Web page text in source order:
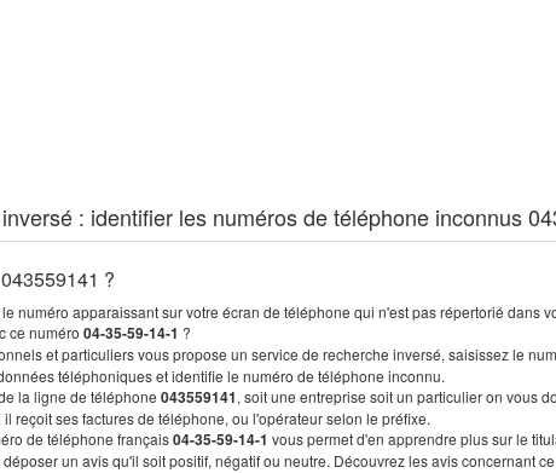
: identifier les numéros de téléphone inconnus
?
numéro apparaissant sur votre écran de téléphone qui n'est pas répertorié dans
ce numéro 04-35-59-14-1 ?
et particuliers vous propose un service de recherche inversé, saisissez le
téléphoniques et identifie le numéro de téléphone inconnu.
la ligne de téléphone 043559141, soit une entreprise soit un particulier on vous
reçoit ses factures de téléphone, ou l'opérateur selon le préfixe.
de téléphone français04-35-59-14-1 vous permet d'en apprendre plus sur le
déposer un avis qu'il soit positif, négatif ou neutre. Découvrez les avis concernant